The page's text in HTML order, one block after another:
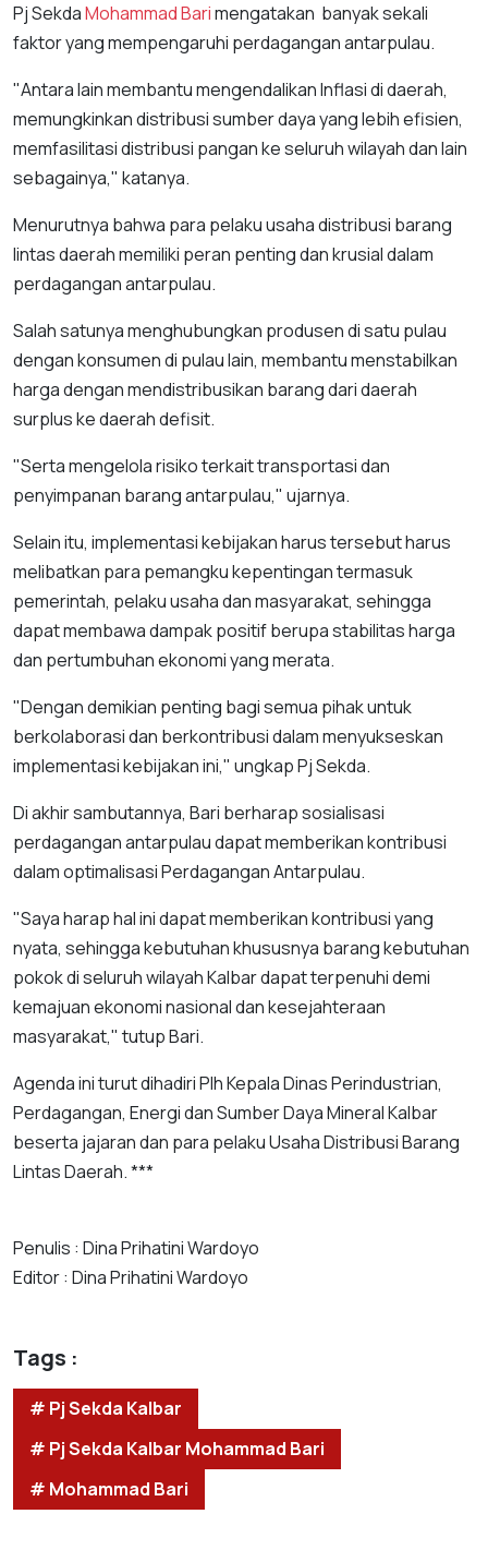
Pj SekdaMohammad Barimengatakan banyak sekali
faktor yang mempengaruhi perdagangan antarpulau.
"Antara lain membantu mengendalikan Inflasi di daerah,
memungkinkan distribusi sumber daya yang lebih efisien,
memfasilitasi distribusi pangan ke seluruh wilayah dan lain
sebagainya," katanya.
Menurutnya bahwa para pelaku usaha distribusi barang
lintas daerah memiliki peran penting dan krusial dalam
perdagangan antarpulau.
Salah satunya menghubungkan produsen di satu pulau
dengan konsumen di pulau lain, membantu menstabilkan
harga dengan mendistribusikan barang dari daerah
surplus ke daerah defisit.
"Serta mengelola risiko terkait transportasi dan
penyimpanan barang antarpulau," ujarnya.
Selain itu, implementasi kebijakan harus tersebut harus
melibatkan para pemangku kepentingan termasuk
pemerintah, pelaku usaha dan masyarakat, sehingga
dapat membawa dampak positif berupa stabilitas harga
dan pertumbuhan ekonomi yang merata.
"Dengan demikian penting bagi semua pihak untuk
berkolaborasi dan berkontribusi dalam menyukseskan
implementasi kebijakan ini," ungkap Pj Sekda.
Di akhir sambutannya, Bari berharap sosialisasi
perdagangan antarpulau dapat memberikan kontribusi
dalam optimalisasi Perdagangan Antarpulau.
"Saya harap hal ini dapat memberikan kontribusi yang
nyata, sehingga kebutuhan khususnya barang kebutuhan
pokok di seluruh wilayah Kalbar dapat terpenuhi demi
kemajuan ekonomi nasional dan kesejahteraan
masyarakat," tutup Bari.
Agenda ini turut dihadiri Plh Kepala Dinas Perindustrian,
Perdagangan, Energi dan Sumber Daya Mineral Kalbar
beserta jajaran dan para pelaku Usaha Distribusi Barang
Lintas Daerah. ***
Penulis : Dina Prihatini Wardoyo
Editor : Dina Prihatini Wardoyo
Tags :
# Pj Sekda Kalbar
# Pj Sekda Kalbar Mohammad Bari
# Mohammad Bari